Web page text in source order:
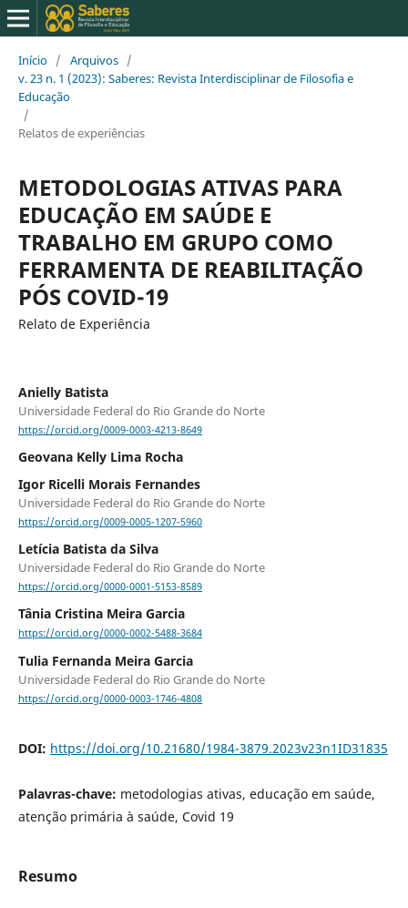
Início / Arquivos /
v. 23 n. 1 (2023): Saberes: Revista Interdisciplinar de Filosofia e
Educação
/
Relatos de experiências
METODOLOGIAS ATIVAS PARA
EDUCAÇÃO EM SAÚDE E
TRABALHO EM GRUPO COMO
FERRAMENTA DE REABILITAÇÃO
PÓS COVID-19
Relato de Experiência
Anielly Batista
Universidade Federal do Rio Grande do Norte
https://orcid.org/0009-0003-4213-8649
Geovana Kelly Lima Rocha
Igor Ricelli Morais Fernandes
Universidade Federal do Rio Grande do Norte
https://orcid.org/0009-0005-1207-5960
Letícia Batista da Silva
Universidade Federal do Rio Grande do Norte
https://orcid.org/0000-0001-5153-8589
Tânia Cristina Meira Garcia
https://orcid.org/0000-0002-5488-3684
Tulia Fernanda Meira Garcia
Universidade Federal do Rio Grande do Norte
https://orcid.org/0000-0003-1746-4808
DOI: https://doi.org/10.21680/1984-3879.2023v23n1ID31835
Palavras-chave: metodologias ativas, educação em saúde,
atenção primária à saúde, Covid 19
Resumo